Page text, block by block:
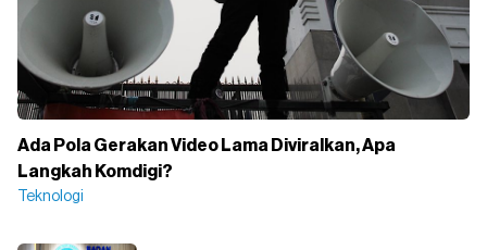
Ada Pola Gerakan Video Lama Diviralkan, Apa
Langkah Komdigi?
Teknologi